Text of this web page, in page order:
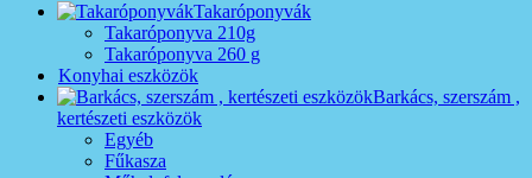
Takaróponyvák
Takaróponyva 210g
Takaróponyva 260 g
Konyhai eszközök
Barkács, szerszám ,
kertészeti eszközök
Egyéb
Fűkasza